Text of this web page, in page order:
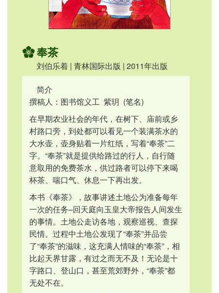
奉茶
刘伯乐着 | 青林国际出版 | 2011年出版
简介
撰稿人：图书馆义工 紫玥 (笔名)
在早期农业社会的年代，在树下、庙前或乡
村路口旁，到处都可以看见一个装满茶水的
大水壶，壶身贴着一片红纸，写着“奉茶”二
字。“奉茶”就是提供给路过的行人，自行随
意取用的免费茶水，供过路者可以停下来喝
杯茶、喘口气、休息一下再出发。
本书《奉茶》，故事讲述土地公为准备每年
一次的任务–回天庭向玉皇大帝报告人间发生
的事情。土地公走访各地，观察巡视、查探
民情。过程中土地公发现了“奉茶”并品尝
了“奉茶”的滋味，这充满人情味的“奉茶”，相
比起天界甘露，有过之而无不及！无论是十
字路口、登山口，甚至荒郊野外，“奉茶”都
无处不在。